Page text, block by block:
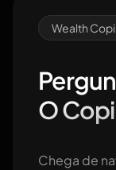
Wealth
O
Chega de